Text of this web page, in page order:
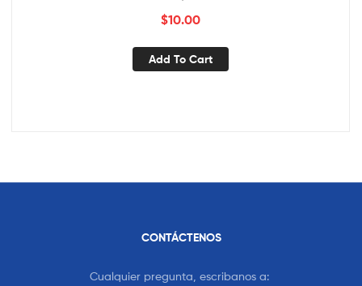
$10.00
Add To Cart
CONTÁCTENOS
Cualquier pregunta, escribanos a: